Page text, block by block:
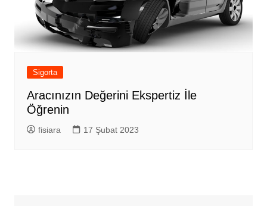
Sigorta
Aracınızın Değerini Ekspertiz İle
Öğrenin
fisiara 17 Şubat 2023